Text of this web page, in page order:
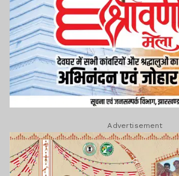
Advertisement